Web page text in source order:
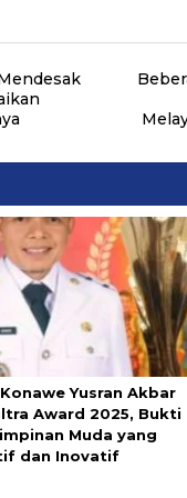
Yusran Akbar
Award 2025, Bukti
Muda yang
dan Inovatif